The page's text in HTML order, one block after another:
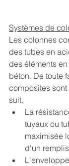
Systèmes de
Les colonnes
des tubes en
des éléments
béton. De toute
composites
suit.
La
tuyaux ou
maximisée
d'un